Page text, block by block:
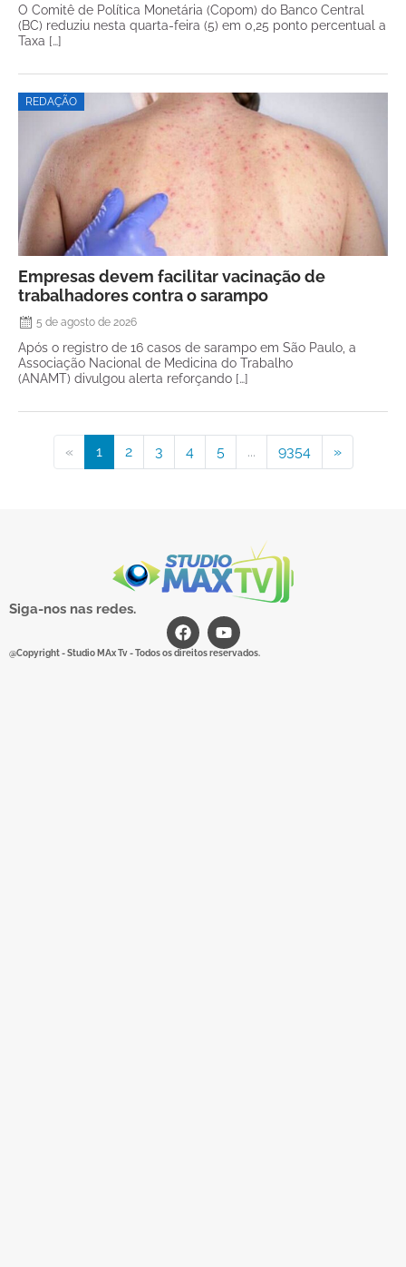
O Comitê de Política Monetária (Copom) do Banco Central
(BC) reduziu nesta quarta-feira (5) em 0,25 ponto percentual a
Taxa […]
REDAÇÃO
Empresas devem facilitar vacinação de
trabalhadores contra o sarampo
5 de agosto de 2026
Após o registro de 16 casos de sarampo em São Paulo, a
Associação Nacional de Medicina do Trabalho
(ANAMT) divulgou alerta reforçando […]
« 1 2 3 4 5 ... 9354 »
Siga-nos nas redes.
@Copyright - Studio MAx Tv - Todos os direitos reservados.